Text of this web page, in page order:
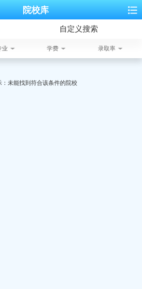
院校库
自定义搜索
业 学费 录取率
：未能找到符合该条件的院校